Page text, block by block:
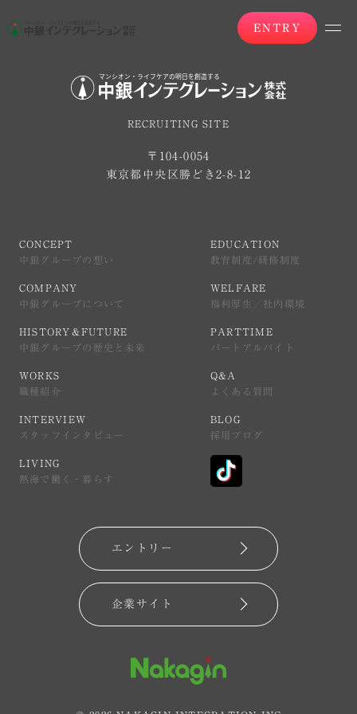
ENTRY
COMPANY
中銀グループの歴史と未来
職種紹介
スタッフインタビュー
WELFARE
パートアルバイト
よくある質問
採用ブログ
エントリー
RECRUITING SITE
〒104-0054
東京都中央区勝どき2-8-12
CONCEPT
中銀グループの想い
EDUCATION
教育制度/研修制度
COMPANY
中銀グループについて
WELFARE
福利厚生／社内環境
HISTORY＆FUTURE
中銀グループの歴史と未来
PARTTIME
パートアルバイト
WORKS
職種紹介
Q&A
よくある質問
INTERVIEW
スタッフインタビュー
BLOG
採用ブログ
LIVING
熱海で働く・暮らす
エントリー
企業サイト